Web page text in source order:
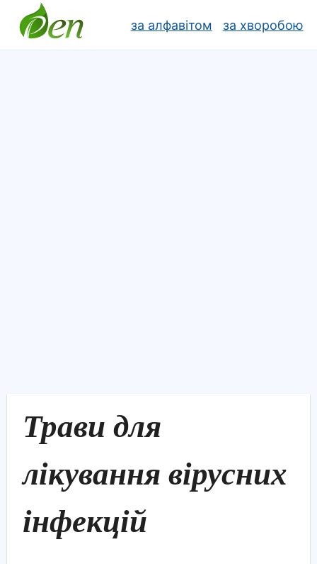
за алфавітом за хворобою
Трави для
лікування вірусних
інфекцій